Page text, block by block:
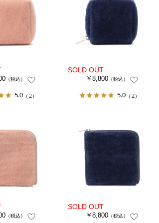
（税込）
5.0 （2）
￥8,800（税込）
5.0 （2）
（税込） ￥8,800（税込）